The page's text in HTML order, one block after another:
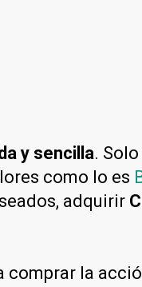
y sencilla.
como lo es
adquirir
la